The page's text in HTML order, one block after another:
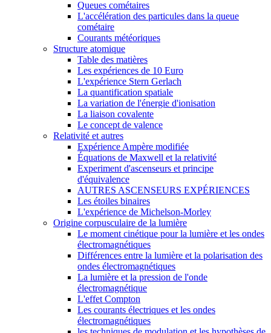
Queues cométaires
L'accélération des particules dans la queue
cométaire
Courants météoriques
Structure atomique
Table des matières
Les expériences de 10 Euro
L'expérience Stern Gerlach
La quantification spatiale
La variation de l'énergie d'ionisation
La liaison covalente
Le concept de valence
Relativité et autres
Expérience Ampère modifiée
Équations de Maxwell et la relativité
Experiment d'ascenseurs et principe
d'équivalence
AUTRES ASCENSEURS EXPÉRIENCES
Les étoiles binaires
L'expérience de Michelson-Morley
Origine corpusculaire de la lumière
Le moment cinétique pour la lumière et les ondes
électromagnétiques
Différences entre la lumière et la polarisation des
ondes électromagnétiques
La lumière et la pression de l'onde
électromagnétique
L'effet Compton
Les courants électriques et les ondes
électromagnétiques